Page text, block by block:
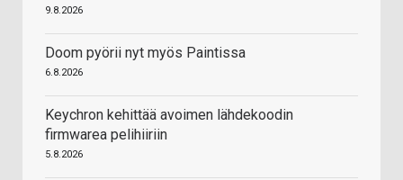
9.8.2026
Doom pyörii nyt myös Paintissa
6.8.2026
Keychron kehittää avoimen lähdekoodin
firmwarea pelihiiriin
5.8.2026